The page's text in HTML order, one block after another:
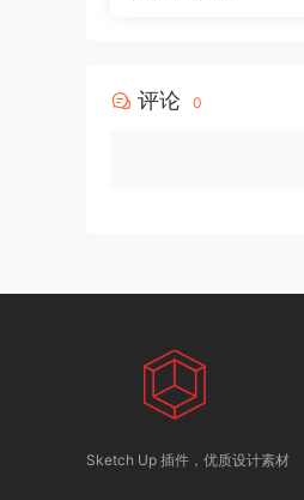
评论 0
Sketch Up 插件，优质设计素材